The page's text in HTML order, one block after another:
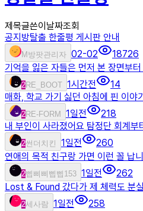
제목글쓴이 날짜조회
공지 방탈출 한줄평 게시판 안내
M 방팟관리자 02-02
18726
기억을 잃은 자들은 먼저 본 장면부
2RE_BOOT 1시간전
14
매화, 학교 가기 싫던 아침에 핀 이야기
2RE-FORM 1일전
218
내 부인이 사라졌어요 탐정단 회계부
2썬더치킨 1일전
260
연애의 목적 친구랑 가면 이런 꼴 납
2삡삐삐삡삡153 1일전
262
Lost & Found 갔다가 제 체력도 분
2세사람 1일전
258